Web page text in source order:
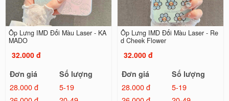
Ốp Lưng IMD Đổi Màu Laser - KA
MADO
32.000 đ
Đơn giá
Số lượng
28.000 đ
5-19
Ốp Lưng IMD Đổi Màu Laser - Re
d Cheek Flower
32.000 đ
Đơn giá
Số lượng
28.000 đ
5-19